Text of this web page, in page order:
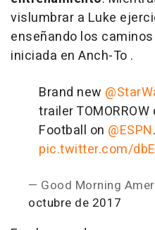
vislumbrar a Luke
enseñando los
iniciada en Anch-To .
Brand new
trailer
Football on @ESPN.
pic.twitter.com/
— Good Morning
octubre de 2017